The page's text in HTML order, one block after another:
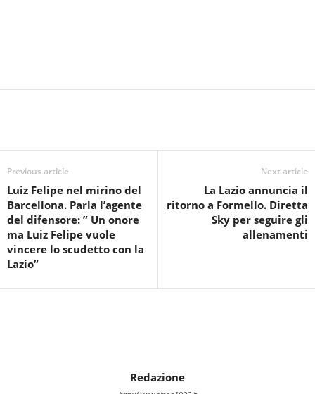
Previous article
Luiz Felipe nel mirino del
Barcellona. Parla l’agente
del difensore: ” Un onore
ma Luiz Felipe vuole
vincere lo scudetto con la
Lazio”
Next article
La Lazio annuncia il
ritorno a Formello. Diretta
Sky per seguire gli
allenamenti
Redazione